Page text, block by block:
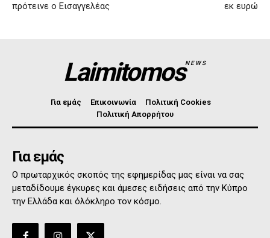
πρότεινε ο Εισαγγελέας
εκ ευρώ
LaimitomosNEWS
Για εμάς Επικοινωνία
Πολιτική Cookies
Πολιτική Απορρήτου
Για εμάς
Ο πρωταρχικός σκοπός της εφημερίδας μας είναι να σας
μεταδίδουμε έγκυρες και άμεσες ειδήσεις από την Κύπρο
την Ελλάδα και όλόκληρο τον κόσμο.